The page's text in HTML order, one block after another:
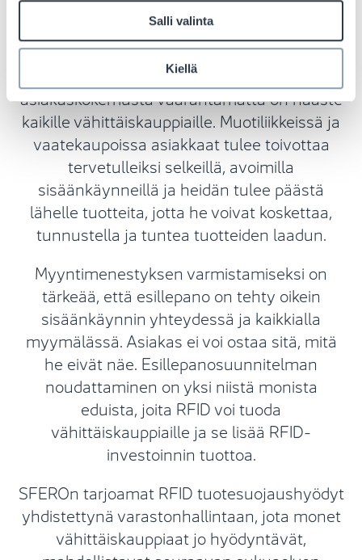
Salli valinta
Kiellä
hävikkiä ja maksimoi voittosi
Myymälöiden ja tuotteiden suojaaminen
asiakaskokemusta vaarantamatta on haaste
kaikille vähittäiskauppiaille. Muotiliikkeissä ja
vaatekaupoissa asiakkaat tulee toivottaa
tervetulleiksi selkeillä, avoimilla
sisäänkäynneillä ja heidän tulee päästä
lähelle tuotteita, jotta he voivat koskettaa,
tunnustella ja tuntea tuotteiden laadun.
Myyntimenestyksen varmistamiseksi on
tärkeää, että esillepano on tehty oikein
sisäänkäynnin yhteydessä ja kaikkialla
myymälässä. Asiakas ei voi ostaa sitä, mitä
he eivät näe. Esillepanosuunnitelman
noudattaminen on yksi niistä monista
eduista, joita RFID voi tuoda
vähittäiskauppiaille ja se lisää RFID-
investoinnin tuottoa.
SFEROn tarjoamat RFID tuotesuojaushyödyt
yhdistettynä varastonhallintaan, jota monet
vähittäiskauppiaat jo hyödyntävät,